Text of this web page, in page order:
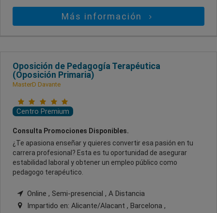
Más información
Oposición de Pedagogía Terapéutica
(Oposición Primaria)
MasterD Davante
Centro Premium
Consulta Promociones Disponibles.
¿Te apasiona enseñar y quieres convertir esa pasión en tu
carrera profesional? Esta es tu oportunidad de asegurar
estabilidad laboral y obtener un empleo público como
pedagogo terapéutico.
Online , Semi-presencial , A Distancia
Impartido en: Alicante/Alacant , Barcelona ,